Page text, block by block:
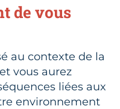
de vous
au contexte de la
vous aurez
liées aux
environnement